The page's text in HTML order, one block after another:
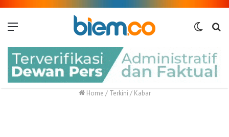
Switch
Home / Terkini / Kabar